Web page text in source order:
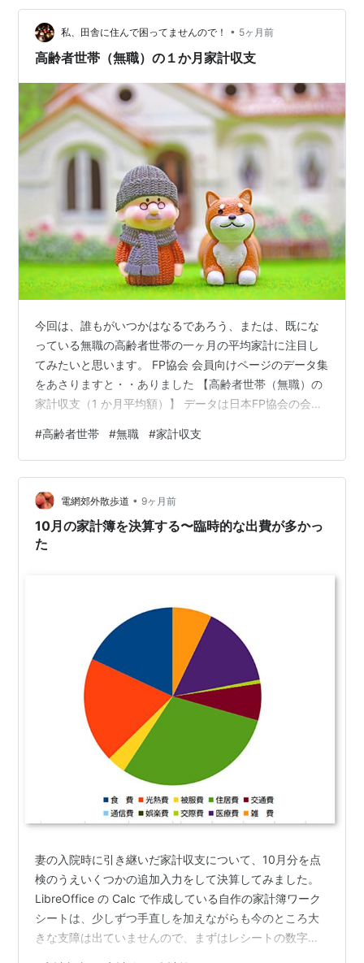
私、田舎に住んで困ってませんので！ • 5ヶ月前
高齢者世帯（無職）の１か月家計収支
今回は、誰もがいつかはなるであろう、または、既にな
っている無職の高齢者世帯の一ヶ月の平均家計に注目し
てみたいと思います。 FP協会 会員向けページのデータ集
をあさりますと・・ありました 【高齢者世帯（無職）の
家計収支（1 か月平均額）】 データは日本FP協会の会員
R8年2月27日UP分です。 ○ 本資料は情報提供のみを目
的として作成されたものであり、金融商品等の勧誘を目
的としたものではありません。 ○ 本資料は、日本FP協会
が信頼できると判断した各種データに基づき作成されて
おりますが、その正確性、完全性を保証するものではあ
りません。 との…
#高齢者世帯 #無職 #家計収支
電網郊外散歩道 • 9ヶ月前
10月の家計簿を決算する〜臨時的な出費が多かっ
た
妻の入院時に引き継いだ家計収支について、10月分を点
検のうえいくつかの追加入力をして決算してみました。
LibreOffice の Calc で作成している自作の家計簿ワーク
シートは、少しずつ手直しを加えながらも今のところ大
きな支障は出ていませんので、まずはレシートの数字を